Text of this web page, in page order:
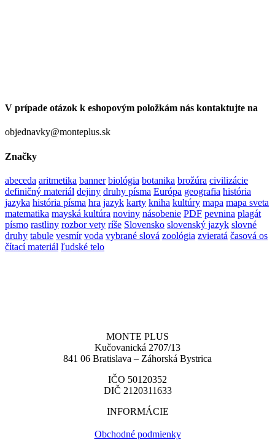
V prípade otázok k eshopovým položkám nás kontaktujte na
objednavky@monteplus.sk
Značky
abeceda aritmetika banner biológia botanika brožúra civilizácie
definičný materiál dejiny druhy písma Európa geografia história
jazyka história písma hra jazyk karty kniha kultúry mapa mapa sveta
matematika mayská kultúra noviny násobenie PDF pevnina plagát
písmo rastliny rozbor vety ríše Slovensko slovenský jazyk slovné
druhy tabule vesmír voda vybrané slová zoológia zvieratá časová os
čítací materiál ľudské telo
MONTE PLUS
Kučovanická 2707/13
841 06 Bratislava – Záhorská Bystrica
IČO 50120352
DIČ 2120311633
INFORMÁCIE
Obchodné podmienky